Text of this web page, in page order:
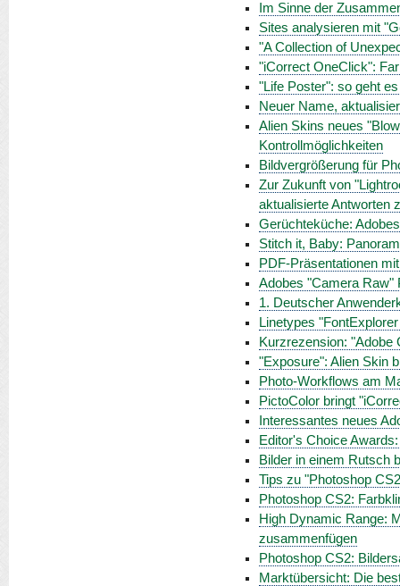
Im Sinne der
Sites analysieren mit
"A Collection of
"iCorrect OneClick":
"Life Poster": so geht
Neuer Name,
Alien Skins neues
Kontrollmöglichkeiten
Bildvergrößerung für
Zur Zukunft von
aktualisierte Antworten
Gerüchteküche:
Stitch it, Baby:
PDF-Präsentationen
Adobes "Camera Raw"
1. Deutscher
Linetypes
Kurzrezension: "Adobe
"Exposure": Alien Skin
Photo-Workflows am
PictoColor bringt
Interessantes neues
Editor's Choice
Bilder in einem Rutsch
Tips zu "Photoshop
Photoshop CS2:
High Dynamic Range:
zusammenfügen
Photoshop CS2:
Marktübersicht: Die